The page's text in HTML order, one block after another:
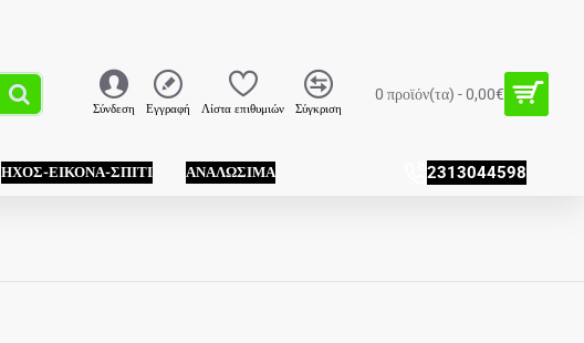
Σύνδεση Εγγραφή Λίστα επιθυμιών Σύγκριση
0 προϊόν(τα) - 0,00€
ΉΧΟΣ-ΕΙΚΌΝΑ-ΣΠΊΤΙ ΑΝΑΛΏΣΙΜΑ 2313044598